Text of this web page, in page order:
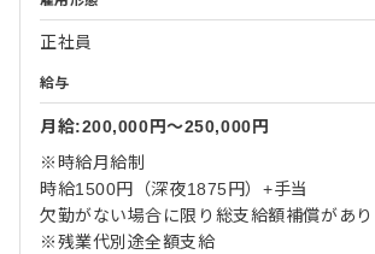
正社員
給与
月給:200,000円〜250,000円
※時給月給制
時給1500円（深夜1875円）+手当
欠勤がない場合に限り総支給額補償があり
※残業代別途全額支給